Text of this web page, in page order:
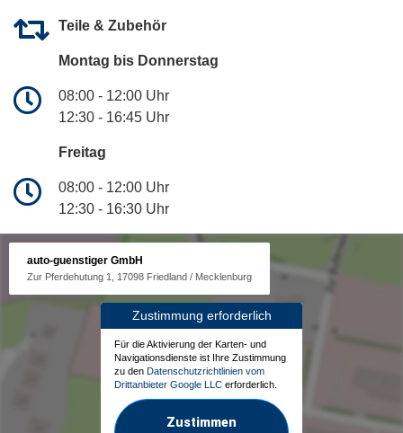
Teile & Zubehör
Montag bis Donnerstag
08:00 - 12:00 Uhr
12:30 - 16:45 Uhr
Freitag
08:00 - 12:00 Uhr
12:30 - 16:30 Uhr
auto-guenstiger GmbH
Zur Pferdehutung 1, 17098 Friedland / Mecklenburg
Zustimmung erforderlich
Für die Aktivierung der Karten- und
Navigationsdienste ist Ihre Zustimmung
zu den Datenschutzrichtlinien vom
Drittanbieter Google LLC erforderlich.
Zustimmen